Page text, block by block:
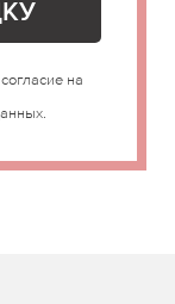
на